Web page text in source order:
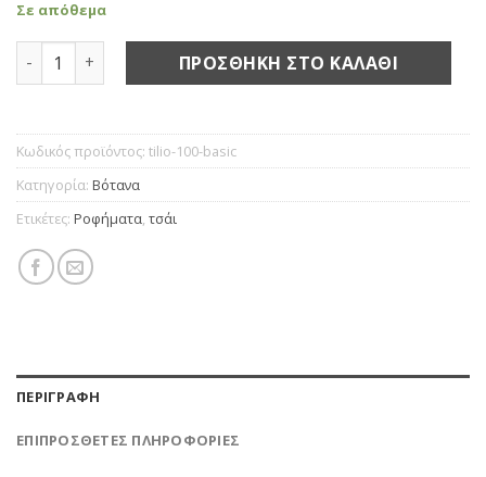
Σε απόθεμα
Τήλιο ποσότητα ΠΡΟΣΘΉΚΗ ΣΤΟ ΚΑΛΆΘΙ
Κωδικός προϊόντος: tilio-100-basic
Κατηγορία: Βότανα
Ετικέτες: Ροφήματα, τσάι
ΠΕΡΙΓΡΑΦΉ
ΕΠΙΠΡΌΣΘΕΤΕΣ ΠΛΗΡΟΦΟΡΊΕΣ